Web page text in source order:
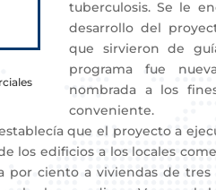
tuberculosis. Se le
desarrollo del
que sirvieron de
programa fue
nombrada a los
conveniente.
que el proyecto a
los edificios a los locales
por ciento a viviendas de